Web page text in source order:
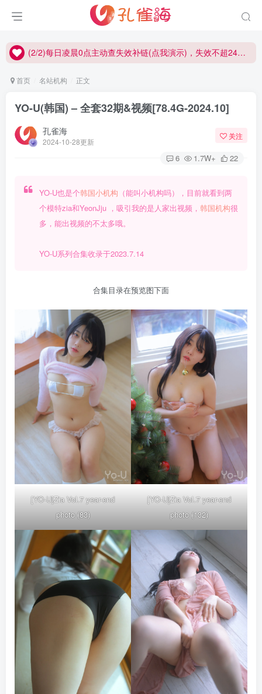
(2/2)每日凌晨0点主动查失效补链(点我演示)，失效不超24小时，
(2/2)每日凌晨0点主动查失效补链(点我演示)，失效不超24小时，
首页 名站机构 正文
YO-U(韩国) – 全套32期&视频[78.4G-2024.10]
孔雀海
2024-10-28更新
关注
6 1.7W+ 22
YO-U也是个韩国小机构 （能叫小机构吗），目前就看到两
个模特zia和YeonJju ，吸引我的是人家出视频， 韩国机构很
多，能出视频的不太多哦。
YO-U系列合集收录于2023.7.14
合集目录在预览图下面
[YO-U]Zia Vol.7 year-end
photo (83)
[YO-U]Zia Vol.7 year-end
photo (132)